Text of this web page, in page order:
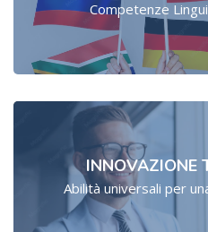
Competenze
INNOVAZIONE
Abilità universali per